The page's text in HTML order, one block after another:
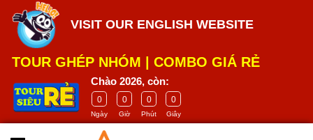
google-site-
verification=m5E2Wdh9smCITK2H8el2HbH_4GB4-
ASMCWK68H9ia_U
VISIT OUR ENGLISH WEBSITE
TOUR GHÉP NHÓM COMBO GIÁ RẺ
Chào 2026, còn:
0
Ngày
0
Giờ
0
Phút
0
Giây